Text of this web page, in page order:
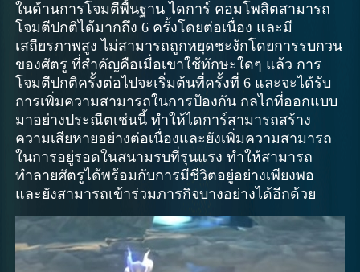
ในด้านการโจมตีพื้นฐาน ไดการ์ คอมโพสิตสามารถ
โจมตีปกติได้มากถึง 6 ครั้งโดยต่อเนื่อง และมี
เสถียรภาพสูง ไม่สามารถถูกหยุดชะงักโดยการรบกวน
ของศัตรู ที่สำคัญคือเมื่อเขาใช้ทักษะใดๆ แล้ว การ
โจมตีปกติครั้งต่อไปจะเริ่มต้นที่ครั้งที่ 6 และจะได้รับ
การเพิ่มความสามารถในการป้องกัน กลไกที่ออกแบบ
มาอย่างประณีตเช่นนี้ ทำให้ไดการ์สามารถสร้าง
ความเสียหายอย่างต่อเนื่องและยังเพิ่มความสามารถ
ในการอยู่รอดในสนามรบที่รุนแรง ทำให้สามารถ
ทำลายศัตรูได้พร้อมกับการมีชีวิตอยู่อย่างเพียงพอ
และยังสามารถเข้าร่วมภารกิจบางอย่างได้อีกด้วย